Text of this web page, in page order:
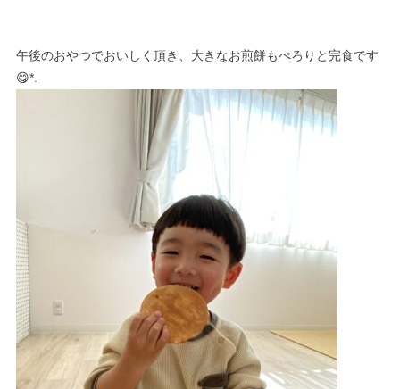
午後のおやつでおいしく頂き、大きなお煎餅もぺろりと完食です
😋*.